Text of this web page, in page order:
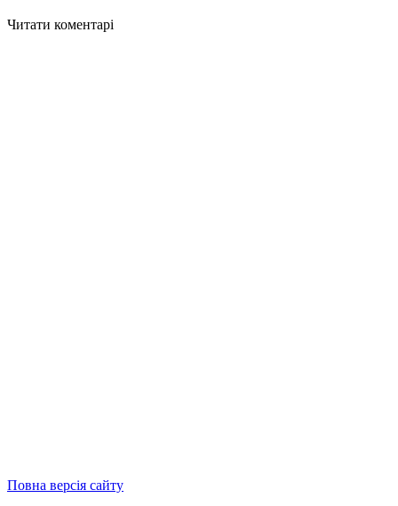
Читати коментарі
Повна версія сайту